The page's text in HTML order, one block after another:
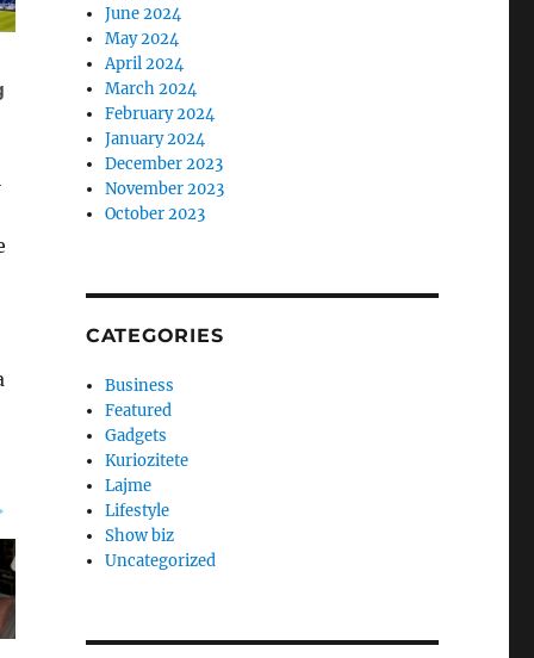
June 2024
May 2024
April 2024
March 2024
February 2024
January 2024
December 2023
November 2023
October 2023
CATEGORIES
Business
Featured
Gadgets
Kuriozitete
Lajme
Lifestyle
Show biz
Uncategorized